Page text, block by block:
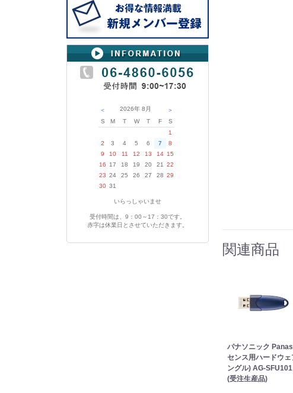
＜ 2026年 8月
＞
S
M T W T F
S
1
2
3 4 5 6 7
8
9
10 11 12 13 14 15
16
17 18 19 20 21
22
23 24 25 26 27 28 29
30 31
いらっしゃいませ
受付時間は、9：00～17：30です。
赤字は休業日とさせていただきます。
関連商品
パナソニック
センス用ハードウ
ングル) AG-
(受注生産品)